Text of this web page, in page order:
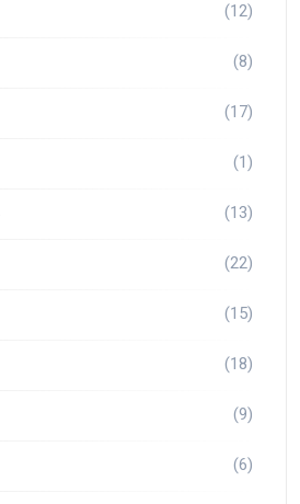
(12)
(8)
(17)
(1)
(13)
(22)
(15)
(18)
(9)
(6)